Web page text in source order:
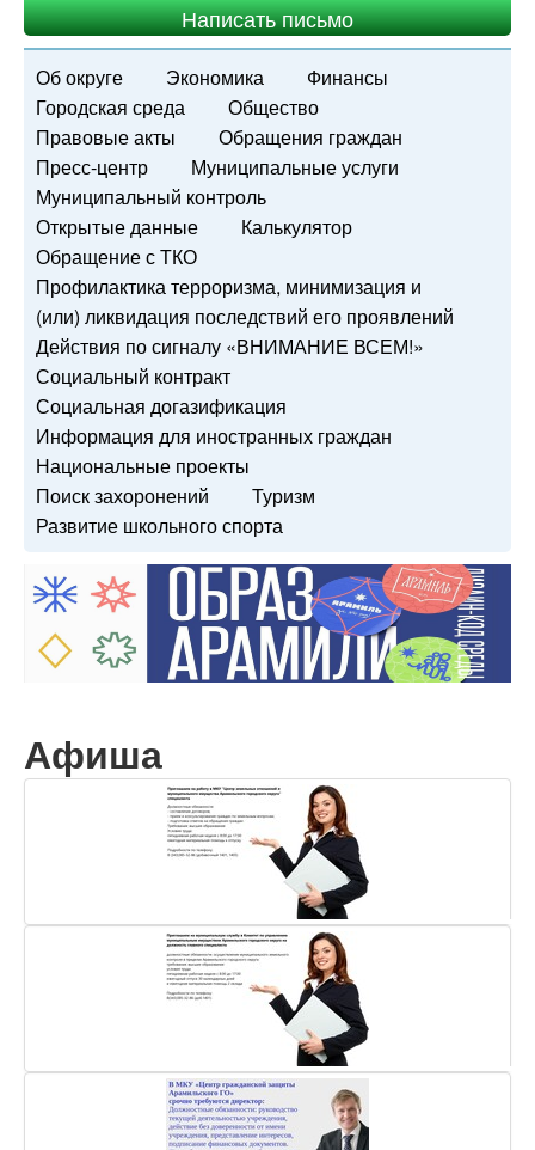
Написать письмо
Об округе Экономика
Финансы
Городская среда
Общество
Правовые акты
Обращения граждан
Пресс-центр
Муниципальные услуги
Муниципальный контроль
Открытые данные
Калькулятор
Обращение с ТКО
Профилактика терроризма, минимизация и
(или) ликвидация последствий его проявлений
Действия по сигналу «ВНИМАНИЕ ВСЕМ!»
Социальный контракт
Социальная догазификация
Информация для иностранных граждан
Национальные проекты
Поиск захоронений
Туризм
Развитие школьного спорта
Афиша